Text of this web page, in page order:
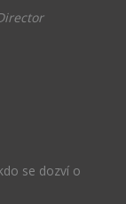
se dozví o